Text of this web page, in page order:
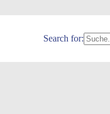
Search for: